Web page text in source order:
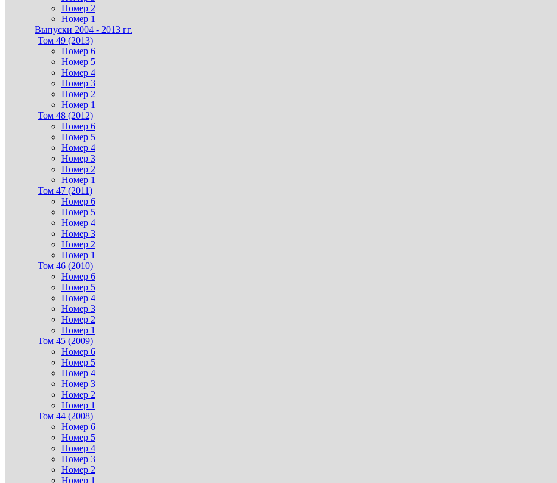
Номер 2
Номер 1
Выпуски 2004 - 2013 гг.
Том 49 (2013)
Номер 6
Номер 5
Номер 4
Номер 3
Номер 2
Номер 1
Том 48 (2012)
Номер 6
Номер 5
Номер 4
Номер 3
Номер 2
Номер 1
Том 47 (2011)
Номер 6
Номер 5
Номер 4
Номер 3
Номер 2
Номер 1
Том 46 (2010)
Номер 6
Номер 5
Номер 4
Номер 3
Номер 2
Номер 1
Том 45 (2009)
Номер 6
Номер 5
Номер 4
Номер 3
Номер 2
Номер 1
Том 44 (2008)
Номер 6
Номер 5
Номер 4
Номер 3
Номер 2
Номер 1